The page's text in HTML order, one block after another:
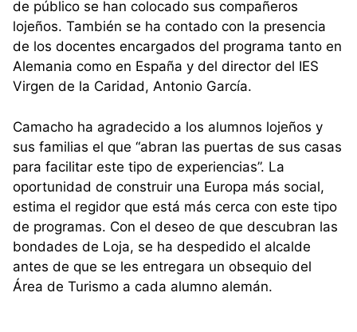
de público se han colocado sus compañeros
lojeños. También se ha contado con la presencia
de los docentes encargados del programa tanto en
Alemania como en España y del director del IES
Virgen de la Caridad, Antonio García.
Camacho ha agradecido a los alumnos lojeños y
sus familias el que “abran las puertas de sus casas
para facilitar este tipo de experiencias”. La
oportunidad de construir una Europa más social,
estima el regidor que está más cerca con este tipo
de programas. Con el deseo de que descubran las
bondades de Loja, se ha despedido el alcalde
antes de que se les entregara un obsequio del
Área de Turismo a cada alumno alemán.